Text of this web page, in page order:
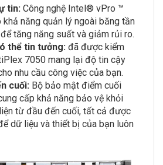
tin: Công nghệ Intel® vPro ™
khả năng quản lý ngoài băng tần
tăng năng suất và giảm rủi ro.
thể tin tưởng: đã được kiểm
7050 mang lại độ tin cậy
nhu cầu công việc của bạn.
cuối: Bộ bảo mật điểm cuối
cấp khả năng bảo vệ khỏi
từ đầu đến cuối, tất cả được
dữ liệu và thiết bị của bạn luôn